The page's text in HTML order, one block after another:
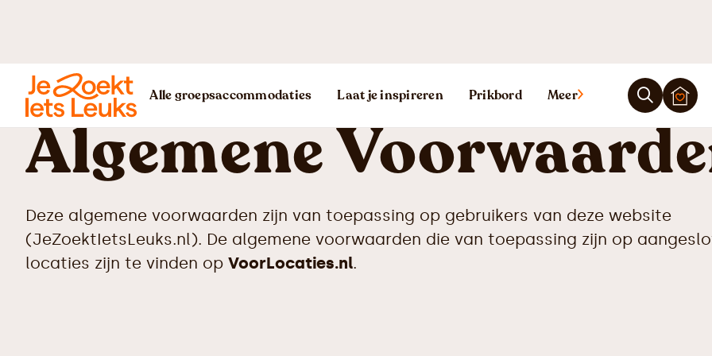
Alle groepsaccommodaties Laat je inspireren Prikbord Meer
Algemene
Deze algemene voorwaarden zijn van toepassing op gebruikers van deze website
(JeZoektIetsLeuks.nl). De algemene voorwaarden die van toepassing zijn op
locaties zijn te vinden op VoorLocaties.nl.